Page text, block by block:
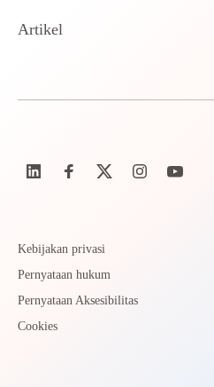
Artikel
Kebijakan privasi
Pernyataan hukum
Pernyataan Aksesibilitas
Cookies